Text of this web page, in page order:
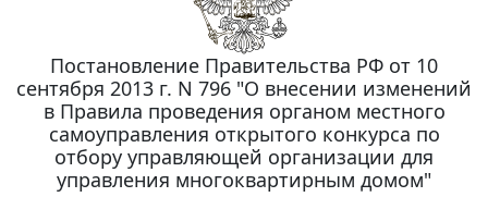
Постановление Правительства РФ от 10
сентября 2013 г. N 796 "О внесении изменений
в Правила проведения органом местного
самоуправления открытого конкурса по
отбору управляющей организации для
управления многоквартирным домом"